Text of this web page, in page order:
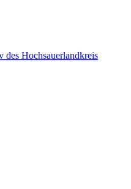
Hochsauerlandkreis